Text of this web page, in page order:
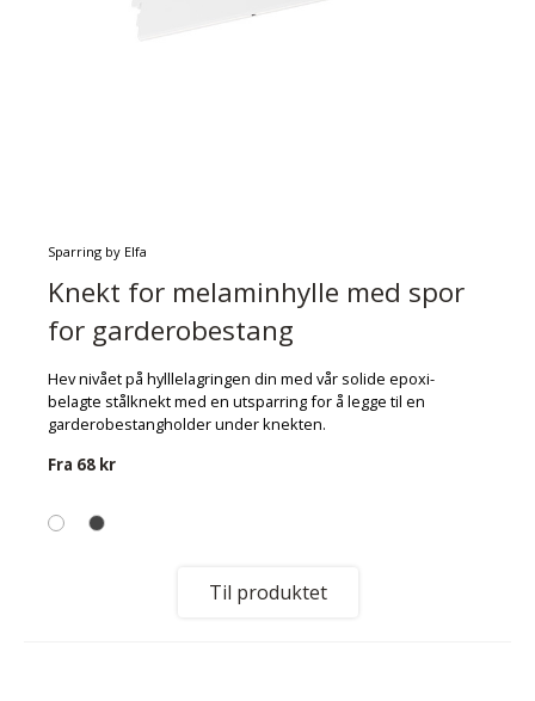
Sparring by Elfa
Knekt for melaminhylle med spor
for garderobestang
Hev nivået på hylllelagringen din med vår solide epoxi-
belagte stålknekt med en utsparring for å legge til en
garderobestangholder under knekten.
Fra 68 kr
Til produktet